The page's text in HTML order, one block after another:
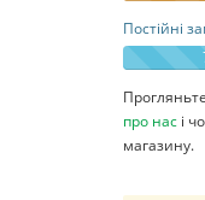
Постійні
Прогляньте,
про нас і
магазину.